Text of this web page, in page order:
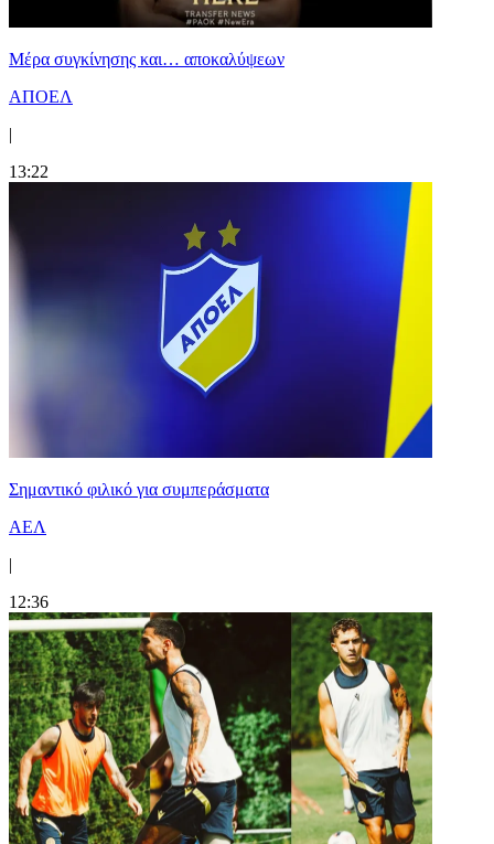
Mέρα συγκίνησης και… αποκαλύψεων
ΑΠΟΕΛ
|
13:22
Σημαντικό φιλικό για συμπεράσματα
ΑΕΛ
|
12:36